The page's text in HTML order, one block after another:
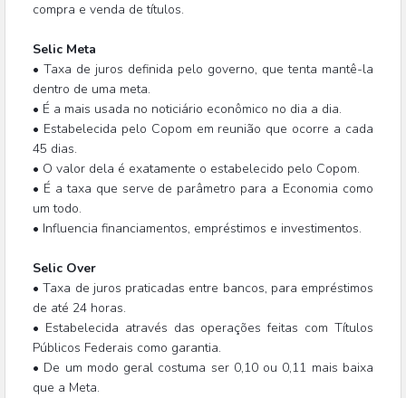
compra e venda de títulos.
Selic Meta
• Taxa de juros definida pelo governo, que tenta mantê-la
dentro de uma meta.
• É a mais usada no noticiário econômico no dia a dia.
• Estabelecida pelo Copom em reunião que ocorre a cada
45 dias.
• O valor dela é exatamente o estabelecido pelo Copom.
• É a taxa que serve de parâmetro para a Economia como
um todo.
• Influencia financiamentos, empréstimos e investimentos.
Selic Over
• Taxa de juros praticadas entre bancos, para empréstimos
de até 24 horas.
• Estabelecida através das operações feitas com Títulos
Públicos Federais como garantia.
• De um modo geral costuma ser 0,10 ou 0,11 mais baixa
que a Meta.